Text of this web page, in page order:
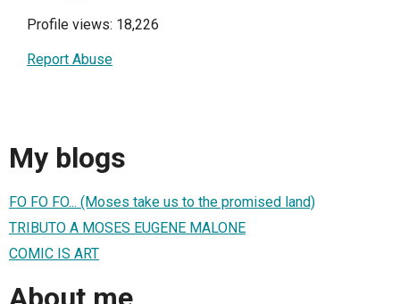
Profile views: 18,226
Report Abuse
My blogs
FO FO FO... (Moses take us to the promised land)
TRIBUTO A MOSES EUGENE MALONE
COMIC IS ART